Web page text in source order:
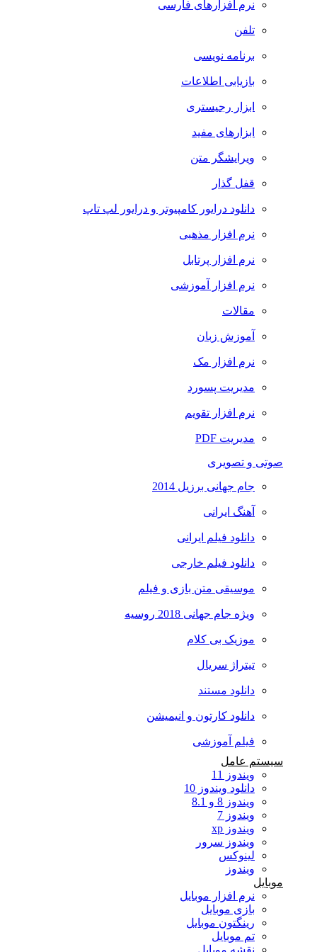
نرم افزارهای فارسی
تلفن
برنامه نویسی
بازیابی اطلاعات
ابزار رجیستری
ابزارهای مفید
ویرایشگر متن
قفل گذار
دانلود درایور کامپیوتر و درایور لپ تاپ
نرم افزار مذهبی
نرم افزار پرتابل
نرم افزار آموزشی
مقالات
آموزش زبان
نرم افزار مک
مدیریت پسورد
نرم افزار تقویم
مدیریت PDF
صوتی و تصویری
جام جهانی برزیل 2014
آهنگ ایرانی
دانلود فیلم ایرانی
دانلود فیلم خارجی
موسیقی متن بازی و فیلم
ویژه جام جهانی 2018 روسیه
موزیک بی کلام
تیتراژ سریال
دانلود مستند
دانلود کارتون و انیمیشن
فیلم آموزشی
سیستم عامل
ویندوز 11
دانلود ویندوز 10
ویندوز 8 و 8.1
ویندوز 7
ویندوز xp
ویندوز سرور
لینوکس
ویندوز
موبایل
نرم افزار موبایل
بازی موبایل
رینگتون موبایل
تم موبایل
نقشه موبایل